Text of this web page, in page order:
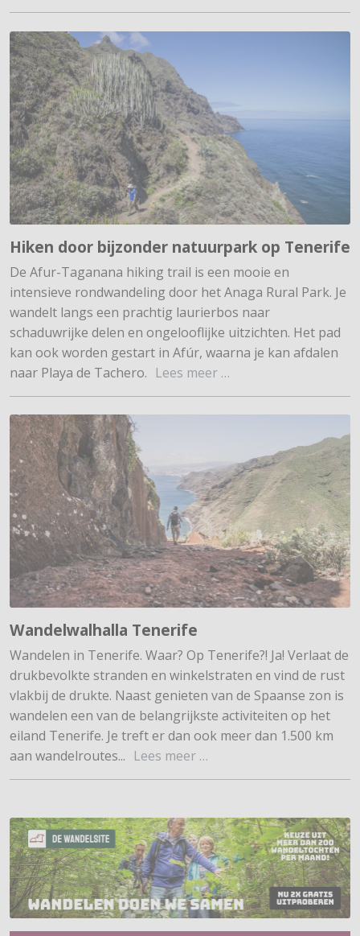
Hiken door bijzonder natuurpark op Tenerife
De Afur-Taganana hiking trail is een mooie en
intensieve rondwandeling door het Anaga Rural Park. Je
wandelt langs een prachtig laurierbos naar
schaduwrijke delen en ongelooflijke uitzichten. Het pad
kan ook worden gestart in Afúr, waarna je kan afdalen
naar Playa de Tachero. Lees meer …
Wandelwalhalla Tenerife
Wandelen in Tenerife. Waar? Op Tenerife?! Ja! Verlaat de
druk­bevolkte stranden en winkelstraten en vind de rust
vlakbij de drukte. Naast genieten van de Spaanse zon is
wandelen een van de belangrijkste activiteiten op het
eiland Tenerife. Je treft er dan ook meer dan 1.500 km
aan wandelroutes... Lees meer …